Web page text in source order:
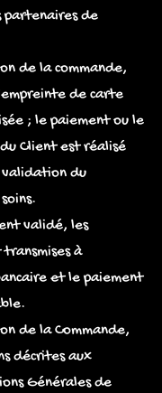
partenaires de
de la commande,
de carte
; le paiement ou le
Client est réalisé
du
validé, les
à
et le paiement
de la Commande,
décrites aux
Générales de